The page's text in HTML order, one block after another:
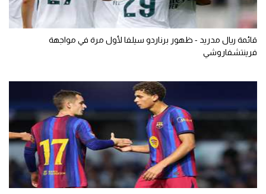
قائمة ريال مدريد - ظهور برناردو سيلفا لأول مرة في مواجهة
فرينتشفاروشي